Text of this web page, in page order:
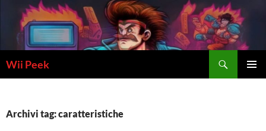
contenuto
Wii Peek
Archivi tag: caratteristiche